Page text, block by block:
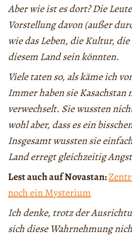
Aber wie ist es dort? Die
Vorstellung davon (außer
wie das Leben, die Kultur,
diesem Land sein könnten.
Viele taten so, als käme ich
Immer haben sie Kasachstan
verwechselt. Sie wussten
wohl aber, dass es ein
Insgesamt wussten sie
Land erregt gleichzeitig
Lest auch auf Novastan:
noch ein Mysterium
Ich denke, trotz der
sich diese Wahrnehmung